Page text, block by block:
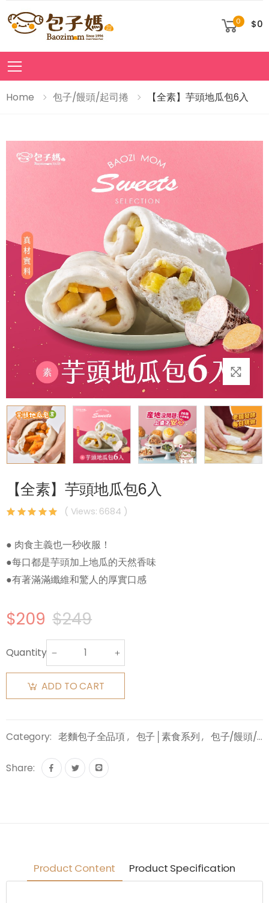
0 $0
Toggle mobile menu
Home 包子/饅頭/起司捲 【全素】芋頭地瓜包6入
【全素】芋頭地瓜包6入
( Views: 6684 )
● 肉食主義也一秒收服！
●每口都是芋頭加上地瓜的天然香味
●有著滿滿纖維和驚人的厚實口感
$209 $249
Quantity:
ADD TO CART
Category: 老麵包子全品項, 包子│素食系列, 包子/饅頭/起司捲
Share:
Product Content Product Specification